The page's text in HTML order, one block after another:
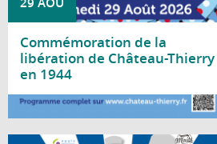
Commémoration de la
libération de Château-Thierry
en 1944
Lire la suite